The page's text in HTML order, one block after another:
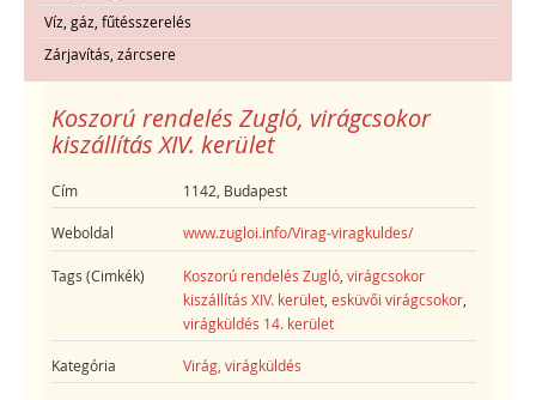
Víz, gáz, fűtésszerelés
Zárjavítás, zárcsere
Koszorú rendelés Zugló, virágcsokor
kiszállítás XIV. kerület
Cím 1142, Budapest
Weboldal www.zugloi.info/Virag-viragkuldes/
Tags (Cimkék) Koszorú rendelés Zugló ,virágcsokor
kiszállítás XIV. kerület ,esküvői virágcsokor
virágküldés 14. kerület
Kategória Virág, virágküldés